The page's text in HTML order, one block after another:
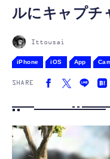
ルにキャプチ
Ittousai
iPhone iOS App
SHARE